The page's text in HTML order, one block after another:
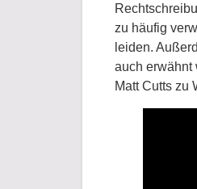
zu häufig
leiden.
auch erwähnt
Matt Cutts zu